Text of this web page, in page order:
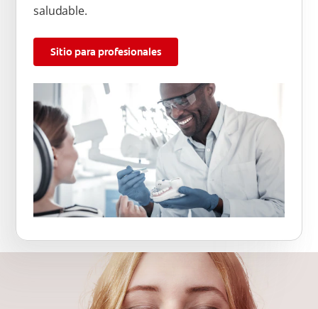
saludable.
Sitio para profesionales